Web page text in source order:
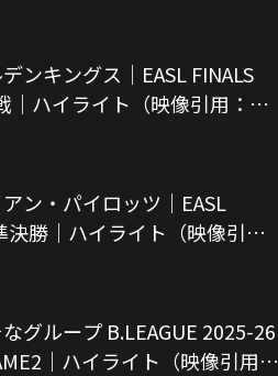
ンキングス｜EASL FINALS
｜ハイライト（映像引用：ア
ン・パイロッツ｜EASL
決勝｜ハイライト（映像引
グループ B.LEAGUE 2025-26
｜ハイライト（映像引用：